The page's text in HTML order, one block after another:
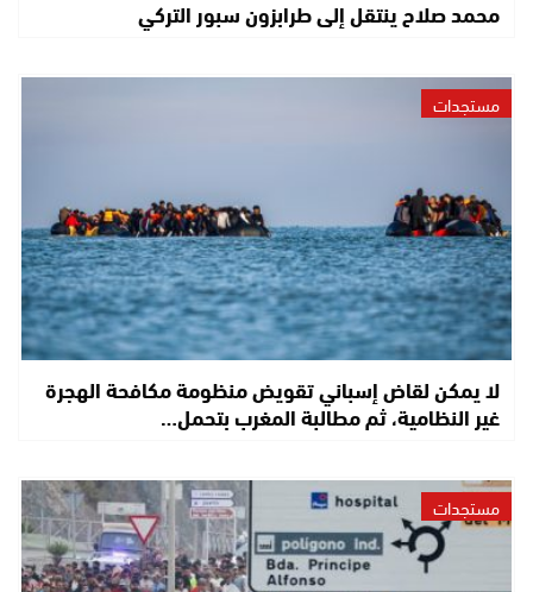
محمد صلاح ينتقل إلى طرابزون سبور التركي
مستجدات
لا يمكن لقاض إسباني تقويض منظومة مكافحة الهجرة
غير النظامية، ثم مطالبة المغرب بتحمل…
مستجدات